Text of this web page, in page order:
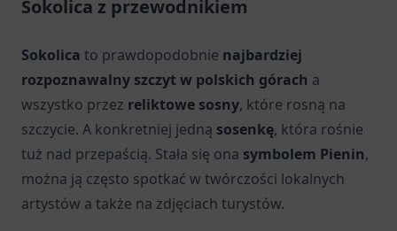
Sokolica z przewodnikiem
Sokolica to prawdopodobnie najbardziej
rozpoznawalny szczyt w polskich górach a
wszystko przez reliktowe sosny, które rosną na
szczycie. A konkretniej jedną sosenkę, która rośnie
tuż nad przepaścią. Stała się ona symbolem Pienin,
można ją często spotkać w twórczości lokalnych
artystów a także na zdjęciach turystów.